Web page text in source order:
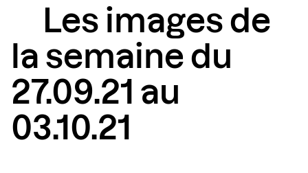
Les images de
la semaine du
27.09.21 au
03.10.21